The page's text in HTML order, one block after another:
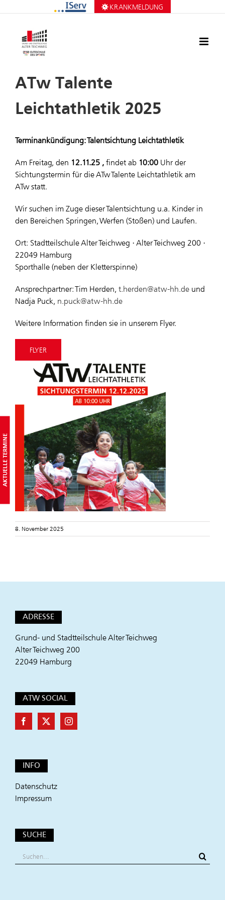
springen
KRANKMELDUNG
ATw Talente
Leichtathletik 2025
Terminankündigung: Talentsichtung Leichtathletik
Am Freitag, den 12.11.25 , findet ab 10:00 Uhr der
Sichtungstermin für die ATw Talente Leichtathletik am
ATw statt.
Wir suchen im Zuge dieser Talentsichtung u.a. Kinder in
den Bereichen Springen, Werfen (Stoßen) und Laufen.
Ort: Stadtteilschule Alter Teichweg · Alter Teichweg 200 ·
22049 Hamburg
Sporthalle (neben der Kletterspinne)
Ansprechpartner: Tim Herden, t.herden@atw-hh.de und
Nadja Puck, n.puck@atw-hh.de
Weitere Information finden sie in unserem Flyer.
FLYER
8. November 2025
ADRESSE
Grund- und Stadtteilschule Alter Teichweg
Alter Teichweg 200
22049 Hamburg
ATW SOCIAL
INFO
Datenschutz
Impressum
SUCHE
Suche
nach:
AKTUELLE TERMINE